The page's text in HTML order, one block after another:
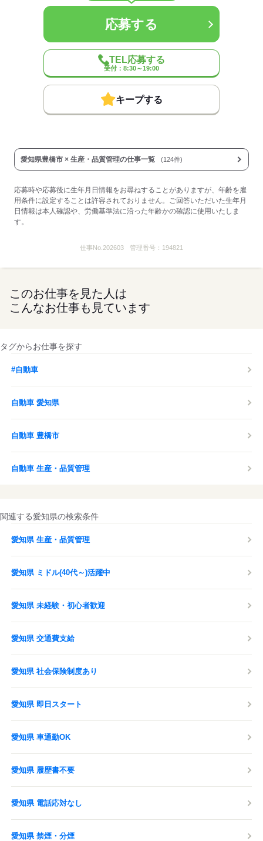
メーカー関連
金属部品加工製造
応募する
応募する
TEL応募する
受付：8:30～19:00
キープする
愛知県豊橋市 × 生産・品質管理の仕事一覧 (124件)
応募時や応募後に生年月日情報をお尋ねすることがありますが、年齢を雇
用条件に設定することは許容されておりません。ご回答いただいた生年月
日情報は本人確認や、労働基準法に沿った年齢かの確認に使用いたしま
す。
仕事No. 202603 管理番号： 194821
このお仕事を見た人は
こんなお仕事も見ています
タグからお仕事を探す
#自動車
自動車 愛知県
自動車 豊橋市
自動車 生産・品質管理
関連する愛知県の検索条件
愛知県 生産・品質管理
愛知県 ミドル(40代～)活躍中
愛知県 未経験・初心者歓迎
愛知県 交通費支給
愛知県 社会保険制度あり
愛知県 即日スタート
愛知県 車通勤OK
愛知県 履歴書不要
愛知県 電話応対なし
愛知県 禁煙・分煙